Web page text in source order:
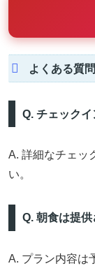
よくある質問
Q. チェック
A. 詳細なチェッ
い。
Q. 朝食は提
A. プラン内容は